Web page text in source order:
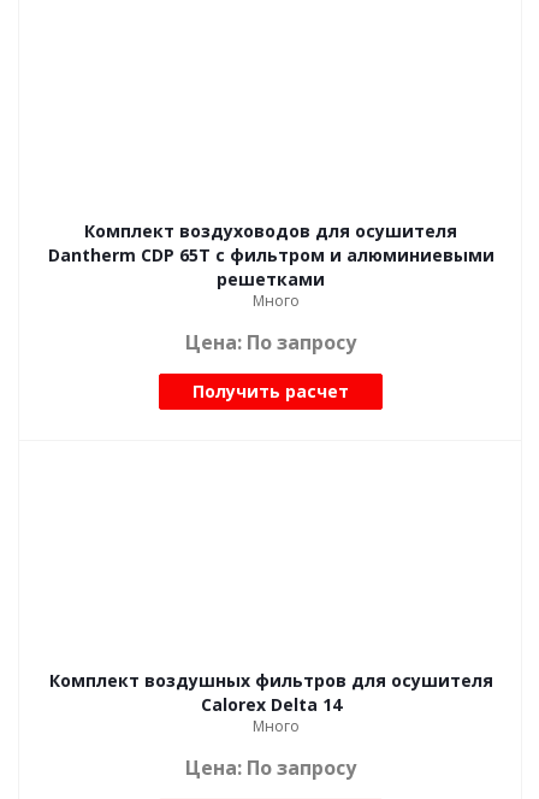
Комплект воздуховодов для осушителя
Dantherm CDP 65T с фильтром и алюминиевыми
решетками
Много
Цена: По запросу
Получить расчет
Комплект воздушных фильтров для осушителя
Calorex Delta 14
Много
Цена: По запросу